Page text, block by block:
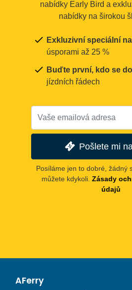
nabídky Early Bird a
nabídky na širokou
Exkluzivní speciální
úsporami až 25 %
Buďte první, kdo se
jízdních řádech
Pošlete mi
Posíláme jen to dobré, žádný
můžete kdykoli. Zásady
údajů
AFerry